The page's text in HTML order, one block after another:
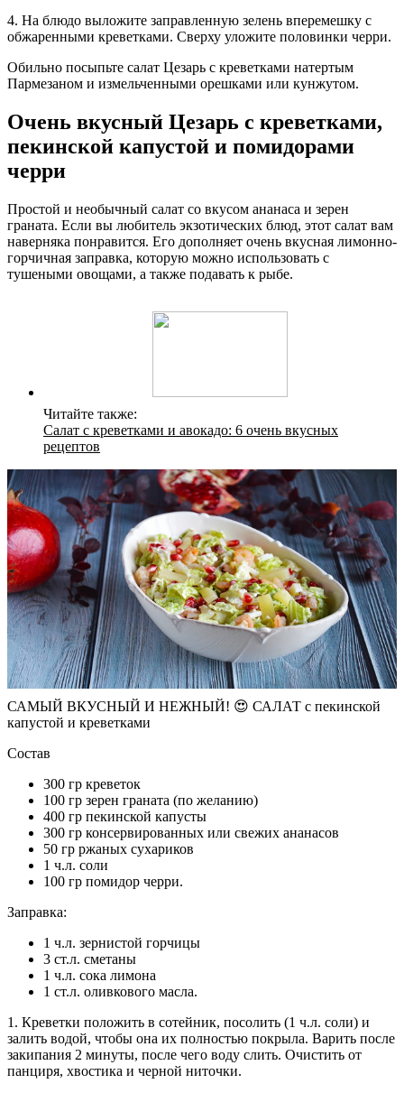
4. На блюдо выложите заправленную зелень вперемешку с
обжаренными креветками. Сверху уложите половинки черри.
Обильно посыпьте салат Цезарь с креветками натертым
Пармезаном и измельченными орешками или кунжутом.
Очень вкусный Цезарь с креветками,
пекинской капустой и помидорами
черри
Простой и необычный салат со вкусом ананаса и зерен
граната. Если вы любитель экзотических блюд, этот салат вам
наверняка понравится. Его дополняет очень вкусная лимонно-
горчичная заправка, которую можно использовать с
тушеными овощами, а также подавать к рыбе.
Читайте также:
Салат с креветками и авокадо: 6 очень вкусных
рецептов
САМЫЙ ВКУСНЫЙ И НЕЖНЫЙ! 😍 САЛАТ с пекинской
капустой и креветками
Состав
300 гр креветок
100 гр зерен граната (по желанию)
400 гр пекинской капусты
300 гр консервированных или свежих ананасов
50 гр ржаных сухариков
1 ч.л. соли
100 гр помидор черри.
Заправка:
1 ч.л. зернистой горчицы
3 ст.л. сметаны
1 ч.л. сока лимона
1 ст.л. оливкового масла.
1. Креветки положить в сотейник, посолить (1 ч.л. соли) и
залить водой, чтобы она их полностью покрыла. Варить после
закипания 2 минуты, после чего воду слить. Очистить от
панциря, хвостика и черной ниточки.